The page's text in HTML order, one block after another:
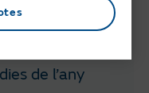
de l’any